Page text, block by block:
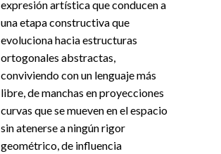
expresión artística que conducen a
una etapa constructiva que
evoluciona hacia estructuras
ortogonales abstractas,
conviviendo con un lenguaje más
libre, de manchas en proyecciones
curvas que se mueven en el espacio
sin atenerse a ningún rigor
geométrico, de influencia